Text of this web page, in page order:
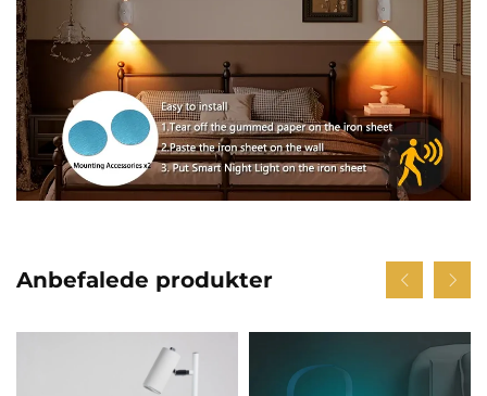
Anbefalede produkter